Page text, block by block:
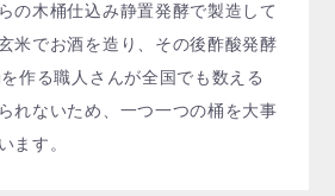
の木桶仕込み静置発酵で製造して
米でお酒を造り、その後酢酸発酵
作る職人さんが全国でも数える
れないため、一つ一つの桶を大事
ます。